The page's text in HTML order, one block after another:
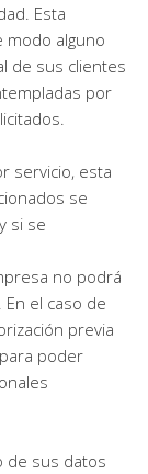
Esta
modo alguno
de sus clientes
por
servicio, esta
se
si se
no podrá
el caso de
previa
poder
de sus datos